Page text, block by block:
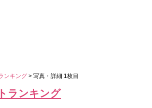
ンキング > 写真・詳細 1枚目
ランキング